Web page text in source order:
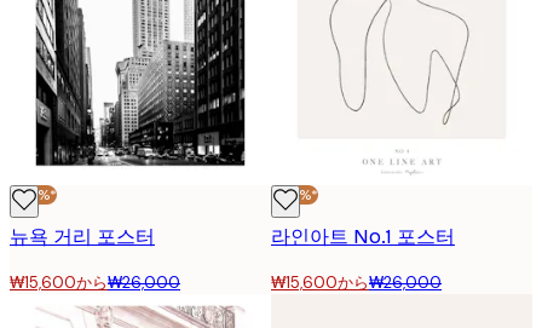
-40%*
뉴욕 거리 포스터
₩15,600から₩26,000
-40%*
라인아트 No.1 포스터
₩15,600から₩26,000